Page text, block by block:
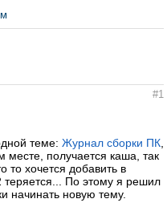
#1
теме: Журнал сборки ПК
получается каша, так
то хочется добавить в
По этому я решил
начинать новую тему.